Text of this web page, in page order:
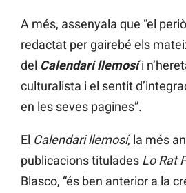
A més, assenyala que “el
redactat per gairebé els
del Calendari llemosíi
culturalista i el sentit
en les seves pagines”.
El Calendari llemosí, la més
publicacions titulades Lo Rat
Blasco, “és ben anterior a la